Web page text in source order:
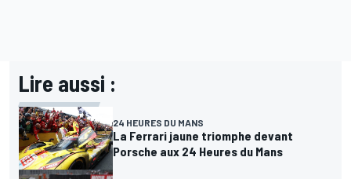
Lire aussi :
24 HEURES DU MANS
La Ferrari jaune triomphe devant
Porsche aux 24 Heures du Mans